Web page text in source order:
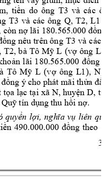
3
, tiền do ông T3 và các
T3 và các ông Q, T2, L1
còn nợ lãi 180.565.000 đồng
ng nêu trên ông T3 và các
, T2, bà Tô Mỹ L (vợ ông L1
ản lãi 180.565.000 đồng
Tô Mỹ L (vợ ông L1),
ng ý cho phát mãi thửa đất
tọa lạc tại xã N, huyện D,
tín dụng thu hồi nợ.
quyn l   liên
ền 490.000.000 đồng theo